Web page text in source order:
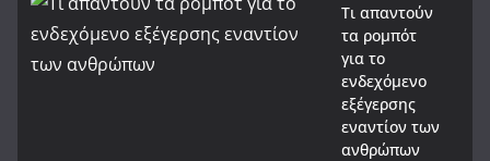
Τι απαντούν
τα ρομπότ
για το
ενδεχόμενο
εξέγερσης
εναντίον των
ανθρώπων